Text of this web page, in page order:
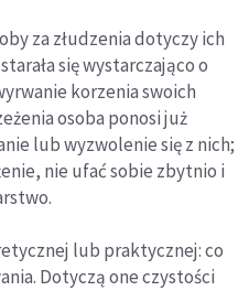
za złudzenia dotyczy ich
się wystarczająco o
korzenia swoich
osoba ponosi już
lub wyzwolenie się z nich;
nie ufać sobie zbytnio i
lub praktycznej: co
Dotyczą one czystości